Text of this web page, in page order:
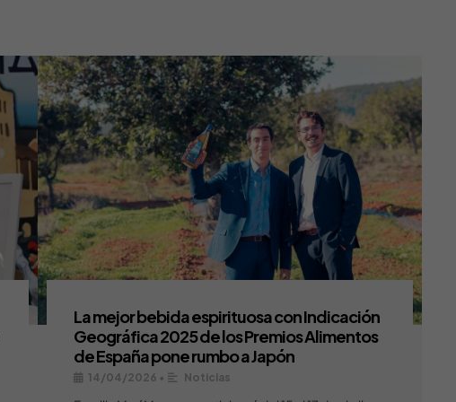
La mejor bebida espirituosa con Indicación
Geográfica 2025 de los Premios Alimentos
de España pone rumbo a Japón
14/04/2026 • Noticias